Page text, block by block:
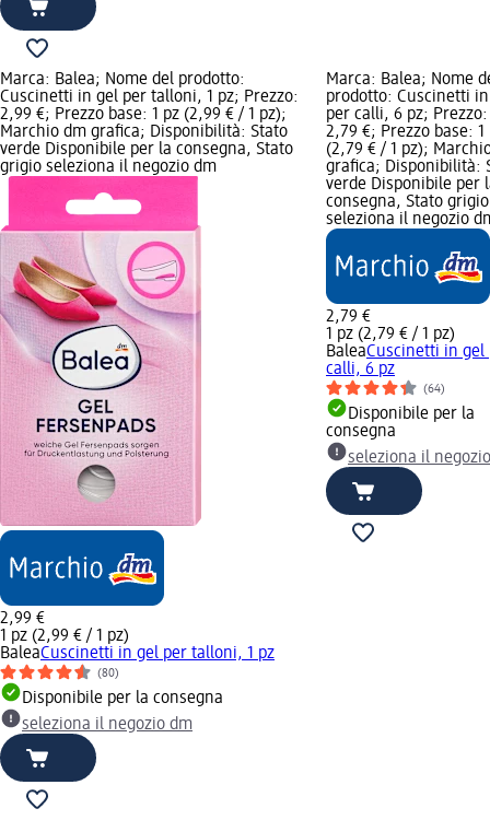
Marca: Balea; Nome del prodotto:
Cuscinetti in gel per talloni, 1 pz; Prezzo:
2,99 €; Prezzo base: 1 pz (2,99 € / 1 pz);
Marchio dm grafica; Disponibilità: Stato
verde Disponibile per la consegna, Stato
grigio seleziona il negozio dm
2,99 €
1 pz (2,99 € / 1 pz)
BaleaCuscinetti in gel per talloni, 1 pz
(80)
Disponibile per la consegna
seleziona il negozio dm
Marca: Balea; Nome
prodotto: Cuscinetti
per calli, 6 pz; Prezzo:
2,79 €; Prezzo base: 1
(2,79 € / 1 pz);
grafica; Disponibilità:
verde Disponibile per
consegna, Stato grigio
seleziona il negozio
2,79 €
1 pz (2,79 € / 1 pz)
BaleaCuscinetti in gel
calli, 6 pz
(64)
Disponibile per la
consegna
seleziona il